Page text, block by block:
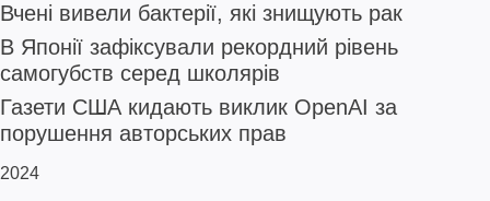
Вчені вивели бактерії, які знищують рак
В Японії зафіксували рекордний рівень
самогубств серед школярів
Газети США кидають виклик OpenAI за
порушення авторських прав
2024